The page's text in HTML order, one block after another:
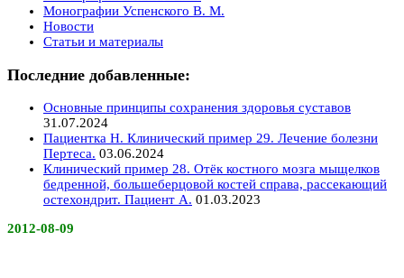
Монографии Успенского В. М.
Новости
Статьи и материалы
Последние добавленные:
Основные принципы сохранения здоровья суставов
31.07.2024
Пациентка Н. Клинический пример 29. Лечение болезни
Пертеса. 03.06.2024
Клинический пример 28. Отёк костного мозга мыщелков
бедренной, большеберцовой костей справа, рассекающий
остехондрит. Пациент А. 01.03.2023
2012-08-09